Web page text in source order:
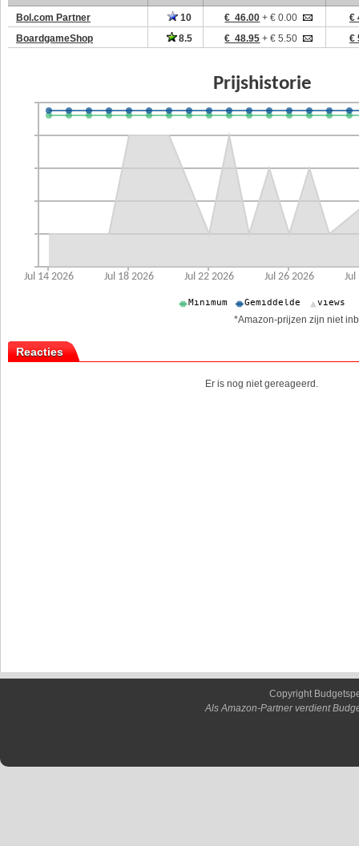
Bol.com Partner 10 € 46.00 + € 0.00
€
BoardgameShop
8.5 € 48.95 + € 5.50 €
*Amazon-prijzen zijn niet
Reacties
Er is nog niet gereageerd.
Copyright
Als Amazon-Partner verdient